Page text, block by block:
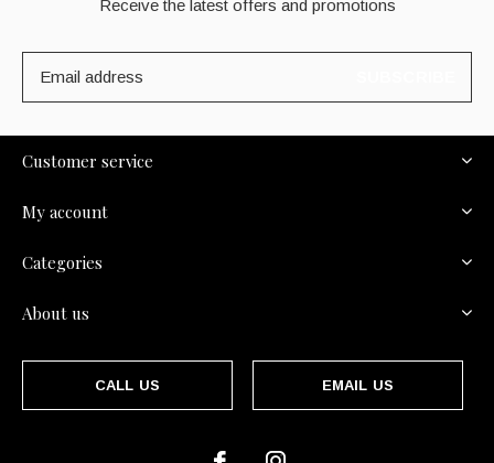
Receive the latest offers and promotions
Customer service
My account
Categories
About us
CALL US EMAIL US